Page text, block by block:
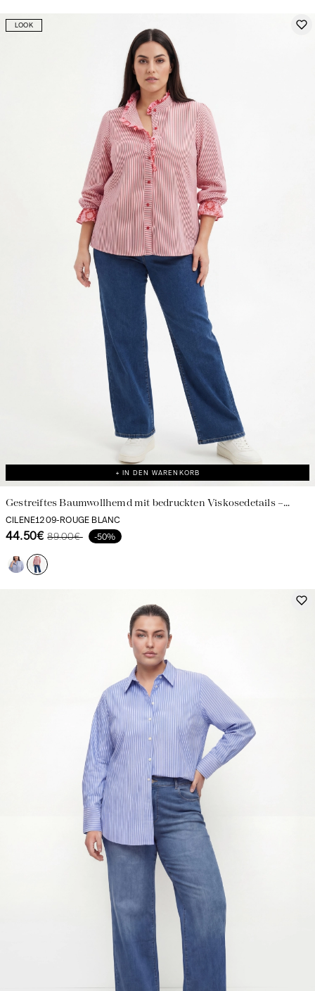
LOOK
+ IN DEN WARENKORB
Gestreiftes Baumwollhemd mit bedruckten Viskosedetails –
femininer und eleganter Stil
CILENE1209-ROUGE BLANC
44.50€ 89.00€ -50%